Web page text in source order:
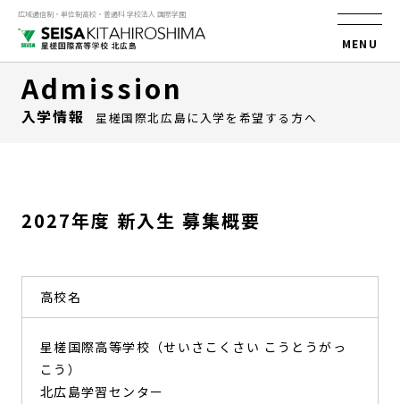
広域通信制・単位制高校・普通科 学校法人 国際学園
MENU
Admission
入学情報 星槎国際北広島に入学を希望する方へ
2027年度 新入生 募集概要
高校名
星槎国際高等学校（せいさこくさい こうとうがっ
こう）
北広島学習センター